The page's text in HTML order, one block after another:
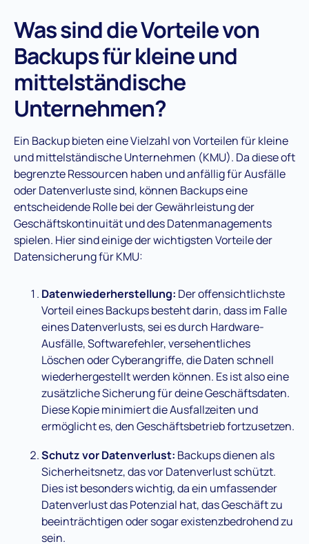
Was sind die Vorteile von
Backups für kleine und
mittelständische
Unternehmen?
Ein Backup bieten eine Vielzahl von Vorteilen für kleine
und mittelständische Unternehmen (KMU). Da diese oft
begrenzte Ressourcen haben und anfällig für Ausfälle
oder Datenverluste sind, können Backups eine
entscheidende Rolle bei der Gewährleistung der
Geschäftskontinuität und des Datenmanagements
spielen. Hier sind einige der wichtigsten Vorteile der
Datensicherung für KMU:
Datenwiederherstellung: Der offensichtlichste
Vorteil eines Backups besteht darin, dass im Falle
eines Datenverlusts, sei es durch Hardware-
Ausfälle, Softwarefehler, versehentliches
Löschen oder Cyberangriffe, die Daten schnell
wiederhergestellt werden können. Es ist also eine
zusätzliche Sicherung für deine Geschäftsdaten.
Diese Kopie minimiert die Ausfallzeiten und
ermöglicht es, den Geschäftsbetrieb fortzusetzen.
Schutz vor Datenverlust: Backups dienen als
Sicherheitsnetz, das vor Datenverlust schützt.
Dies ist besonders wichtig, da ein umfassender
Datenverlust das Potenzial hat, das Geschäft zu
beeinträchtigen oder sogar existenzbedrohend zu
sein.